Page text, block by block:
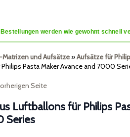
Bestellungen werden wie gewohnt schnell
Matrizen und Aufsätze»Aufsätze für
Pasta Maker Avance and 7000
Seite
Luftballons für Philips
Series